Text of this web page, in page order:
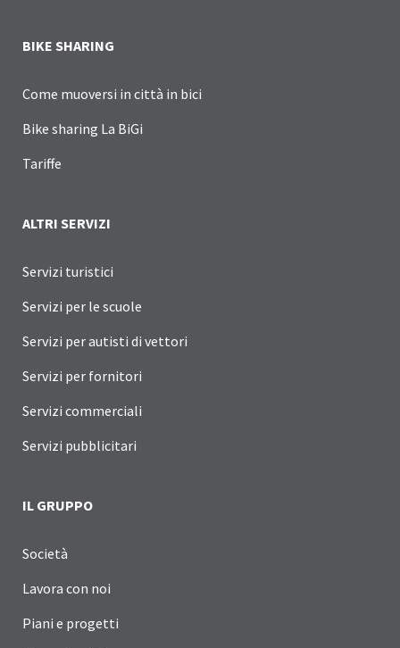
BIKE SHARING
Come muoversi in città in bici
Bike sharing La BiGi
Tariffe
ALTRI SERVIZI
Servizi turistici
Servizi per le scuole
Servizi per autisti di vettori
Servizi per fornitori
Servizi commerciali
Servizi pubblicitari
IL GRUPPO
Società
Lavora con noi
Piani e progetti